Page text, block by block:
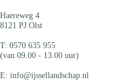
Haereweg 4
8121 PJ Olst
T: 0570 635 955
(van 09.00 - 13.00 uur)
E: info@ijssellandschap.nl